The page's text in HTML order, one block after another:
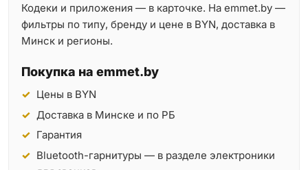
Кодеки и приложения — в карточке. На emmet.by —
фильтры по типу, бренду и цене в BYN, доставка в
Минск и регионы.
Покупка на emmet.by
Цены в BYN
Доставка в Минске и по РБ
Гарантия
Bluetooth-гарнитуры — в разделе электроники